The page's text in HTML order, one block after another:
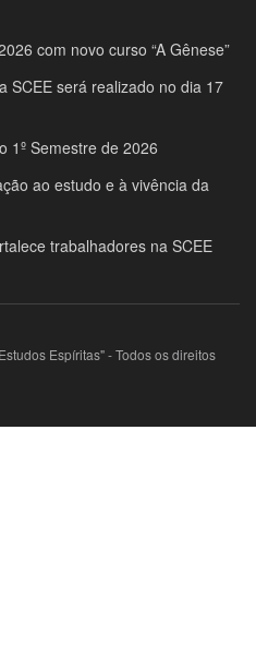
com novo curso “A Gênese”
SCEE será realizado no dia 17
1º Semestre de 2026
ao estudo e à vivência da
trabalhadores na SCEE
Espíritas" - Todos os direitos